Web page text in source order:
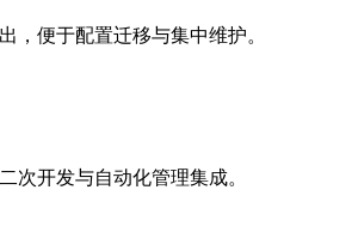
，便于配置迁移与集中维护。
次开发与自动化管理集成。